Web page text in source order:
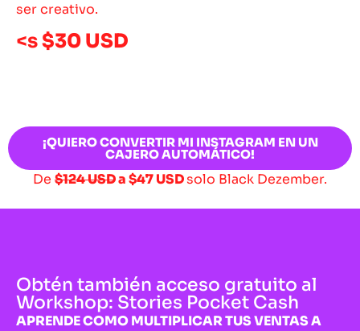
ser creativo.
<s$30 USD
¡QUIERO CONVERTIR MI INSTAGRAM EN UN
CAJERO AUTOMÁTICO!
De $124 USDa$47 USDsolo Black Dezember.
Obtén también acceso gratuito al
Workshop: Stories Pocket Cash
APRENDE COMO MULTIPLICAR TUS VENTAS A